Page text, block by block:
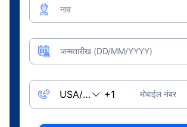
नाव
जन्मतारीख (DD/MM/YYYY)
मोबाईल नंबर